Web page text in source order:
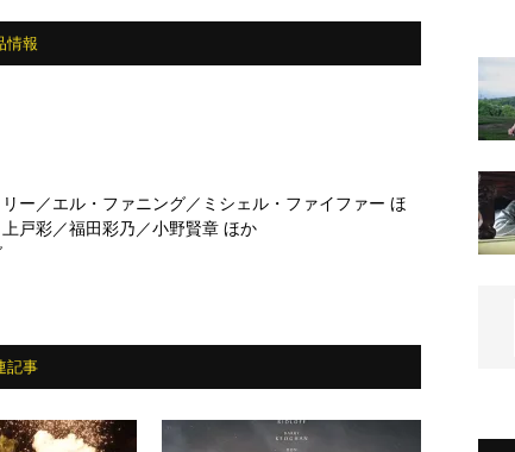
情報
ー／エル・ファニング／ミシェル・ファイファー ほ
戸彩／福田彩乃／小野賢章 ほか
記事